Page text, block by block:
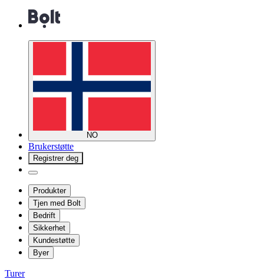
NO
Brukerstøtte
Registrer deg
Produkter
Tjen med Bolt
Bedrift
Sikkerhet
Kundestøtte
Byer
Turer